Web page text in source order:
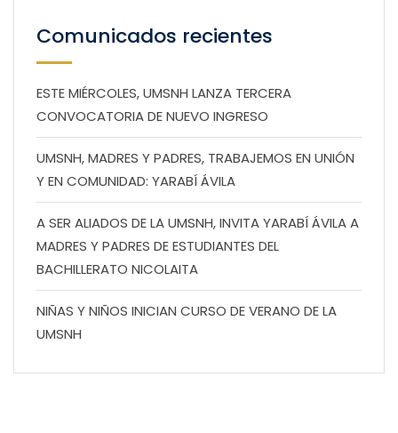
Comunicados recientes
ESTE MIÉRCOLES, UMSNH LANZA TERCERA
CONVOCATORIA DE NUEVO INGRESO
UMSNH, MADRES Y PADRES, TRABAJEMOS EN UNIÓN
Y EN COMUNIDAD: YARABÍ ÁVILA
A SER ALIADOS DE LA UMSNH, INVITA YARABÍ ÁVILA A
MADRES Y PADRES DE ESTUDIANTES DEL
BACHILLERATO NICOLAITA
NIÑAS Y NIÑOS INICIAN CURSO DE VERANO DE LA
UMSNH